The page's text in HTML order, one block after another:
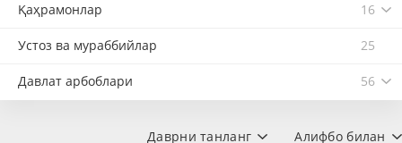
Қаҳрамонлар 16
Устоз ва мураббийлар 25
Давлат арбоблари 56
Алифбо билан
Даврни танланг